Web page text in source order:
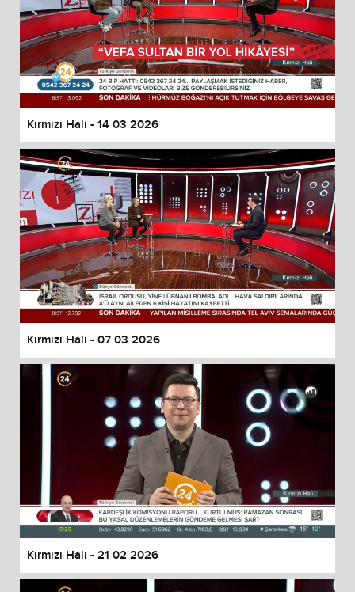
Kırmızı Halı - 14 03 2026
Kırmızı Halı - 07 03 2026
Kırmızı Halı - 21 02 2026